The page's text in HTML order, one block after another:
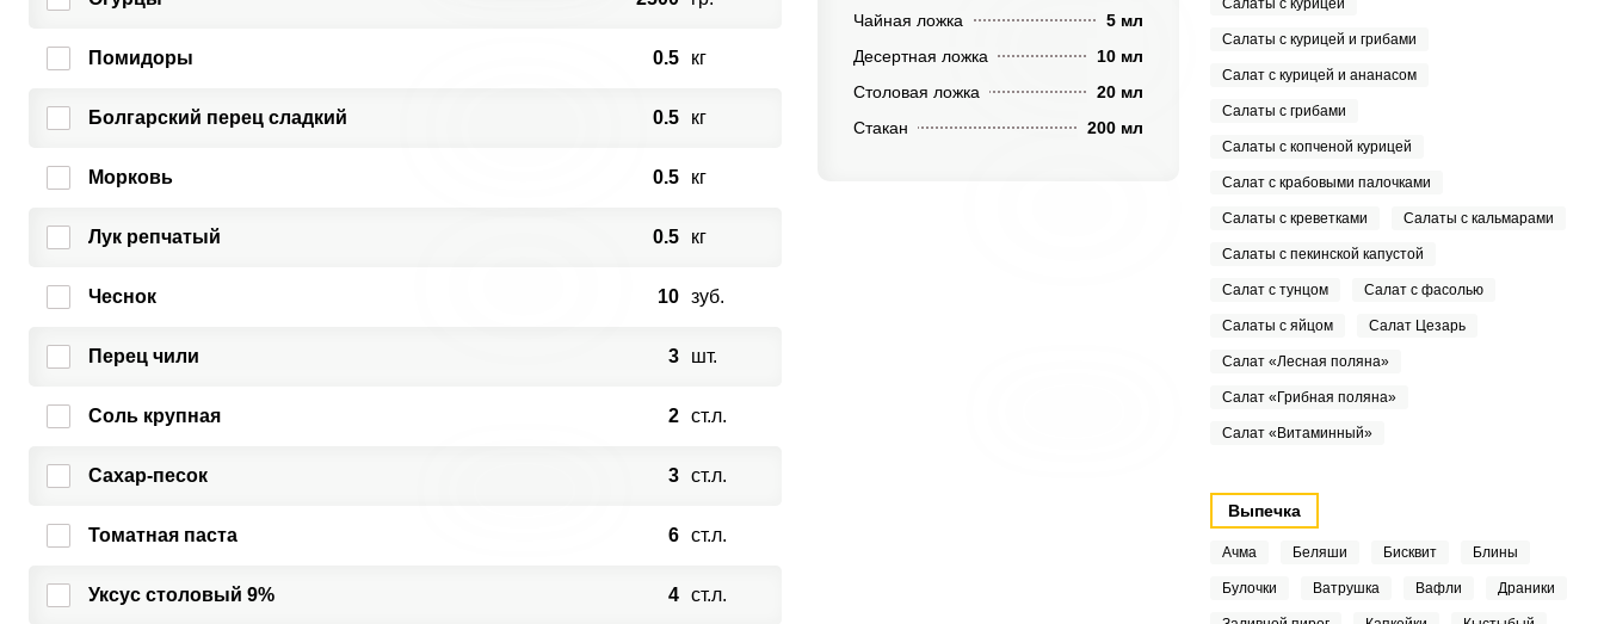
Помидоры 0.5 кг
Болгарский перец сладкий 0.5 кг
Морковь 0.5 кг
Лук репчатый 0.5 кг
Чеснок 10 зуб.
Перец чили 3 шт.
Соль крупная 2 ст.л.
Сахар-песок 3 ст.л.
Томатная паста 6 ст.л.
Уксус столовый 9% 4 ст.л.
Чайная ложка
5 мл
Десертная ложка
10 мл
Столовая ложка
20 мл
Стакан
200 мл
Салаты с курицей
Салаты с курицей и грибами
Салат с курицей и ананасом
Салаты с грибами
Салаты с копченой курицей
Салат с крабовыми палочками
Салаты с креветками Салаты с кальмарами
Салаты с пекинской капустой
Салат с тунцом Салат с фасолью
Салаты с яйцом Салат Цезарь
Салат «Лесная поляна»
Салат «Грибная поляна»
Салат «Витаминный»
Выпечка
Ачма Беляши Бисквит Блины
Булочки Ватрушка Вафли Драники